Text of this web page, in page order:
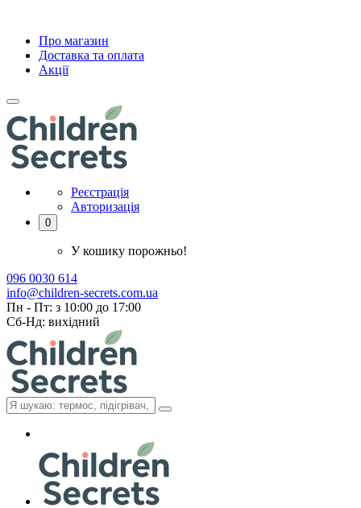
Про магазин
Доставка та оплата
Акції
Реєстрація
Авторизація
0
У кошику порожньо!
096 0030 614
info@children-secrets.com.ua
Пн - Пт: з 10:00 до 17:00
Сб-Нд: вихідний